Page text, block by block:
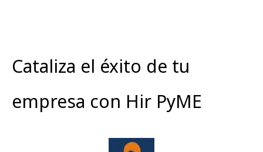
Cataliza el éxito de tu
empresa con Hir PyME